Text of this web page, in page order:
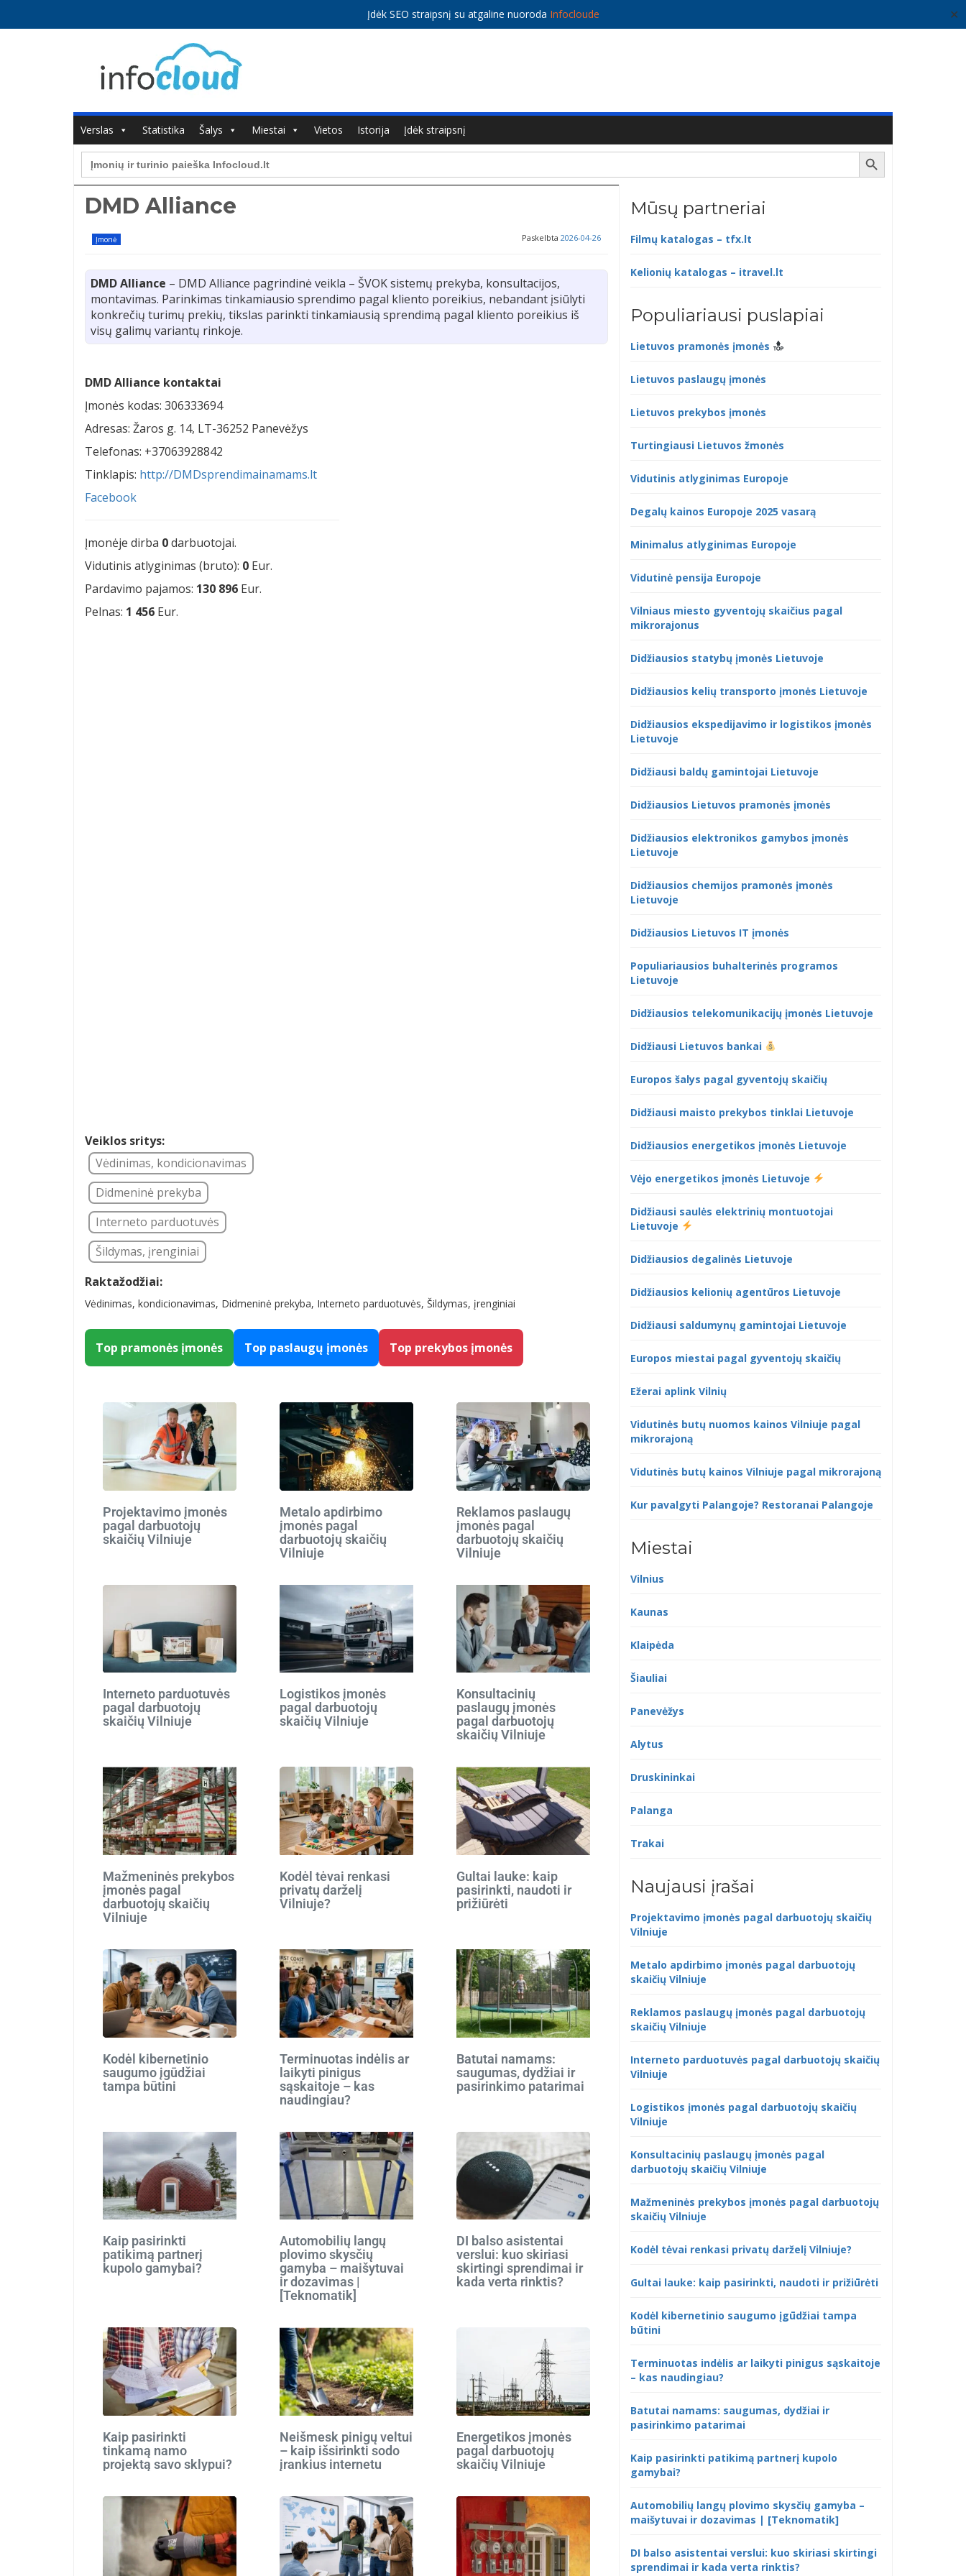
Įdėk SEO straipsnį su atgaline nuoroda Infocloude ✕
Verslas Statistika Šalys Miestai Vietos Istorija
Įdėk straipsnį
Search
for:
Search Button
DMD Alliance
Įmonė Paskelbta 2026-04-26
DMD Alliance – DMD Alliance pagrindinė veikla – ŠVOK sistemų prekyba, konsultacijos,
montavimas. Parinkimas tinkamiausio sprendimo pagal kliento poreikius, nebandant įsiūlyti
konkrečių turimų prekių, tikslas parinkti tinkamiausią sprendimą pagal kliento poreikius iš
visų galimų variantų rinkoje.
DMD Alliance kontaktai
Įmonės kodas: 306333694
Adresas: Žaros g. 14, LT-36252 Panevėžys
Telefonas: +37063928842
Tinklapis: http://DMDsprendimainamams.lt
Facebook
Įmonėje dirba 0darbuotojai.
Vidutinis atlyginimas (bruto): 0 Eur.
Pardavimo pajamos: 130 896 Eur.
Pelnas: 1 456 Eur.
Veiklos sritys:
Vėdinimas, kondicionavimas
Didmeninė prekyba
Interneto parduotuvės
Šildymas, įrenginiai
Raktažodžiai:
Vėdinimas, kondicionavimas, Didmeninė prekyba, Interneto parduotuvės, Šildymas, įrenginiai
Top pramonės įmonės Top paslaugų įmonės Top prekybos įmonės
Projektavimo įmonės
pagal darbuotojų
skaičių Vilniuje
Metalo apdirbimo
įmonės pagal
darbuotojų skaičių
Vilniuje
Reklamos paslaugų
įmonės pagal
darbuotojų skaičių
Vilniuje
Interneto parduotuvės
pagal darbuotojų
skaičių Vilniuje
Logistikos įmonės
pagal darbuotojų
skaičių Vilniuje
Konsultacinių
paslaugų įmonės
pagal darbuotojų
skaičių Vilniuje
Mažmeninės prekybos
įmonės pagal
darbuotojų skaičių
Vilniuje
Kodėl tėvai renkasi
privatų darželį
Vilniuje?
Gultai lauke: kaip
pasirinkti, naudoti ir
prižiūrėti
Kodėl kibernetinio
saugumo įgūdžiai
tampa būtini
Terminuotas indėlis ar
laikyti pinigus
sąskaitoje – kas
naudingiau?
Batutai namams:
saugumas, dydžiai ir
pasirinkimo patarimai
Kaip pasirinkti
patikimą partnerį
kupolo gamybai?
Automobilių langų
plovimo skysčių
gamyba – maišytuvai
ir dozavimas |
[Teknomatik]
DI balso asistentai
verslui: kuo skiriasi
skirtingi sprendimai ir
kada verta rinktis?
Kaip pasirinkti
tinkamą namo
projektą savo sklypui?
Neišmesk pinigų veltui
– kaip išsirinkti sodo
įrankius internetu
Energetikos įmonės
pagal darbuotojų
skaičių Vilniuje
Mūsų partneriai
Filmų katalogas – tfx.lt
Kelionių katalogas – itravel.lt
Populiariausi puslapiai
Lietuvos pramonės įmonės
Lietuvos paslaugų įmonės
Lietuvos prekybos įmonės
Turtingiausi Lietuvos žmonės
Vidutinis atlyginimas Europoje
Degalų kainos Europoje 2025 vasarą
Minimalus atlyginimas Europoje
Vidutinė pensija Europoje
Vilniaus miesto gyventojų skaičius pagal
mikrorajonus
Didžiausios statybų įmonės Lietuvoje
Didžiausios kelių transporto įmonės Lietuvoje
Didžiausios ekspedijavimo ir logistikos įmonės
Lietuvoje
Didžiausi baldų gamintojai Lietuvoje
Didžiausios Lietuvos pramonės įmonės
Didžiausios elektronikos gamybos įmonės
Lietuvoje
Didžiausios chemijos pramonės įmonės
Lietuvoje
Didžiausios Lietuvos IT įmonės
Populiariausios buhalterinės programos
Lietuvoje
Didžiausios telekomunikacijų įmonės Lietuvoje
Didžiausi Lietuvos bankai
Europos šalys pagal gyventojų skaičių
Didžiausi maisto prekybos tinklai Lietuvoje
Didžiausios energetikos įmonės Lietuvoje
Vėjo energetikos įmonės Lietuvoje
Didžiausi saulės elektrinių montuotojai
Lietuvoje
Didžiausios degalinės Lietuvoje
Didžiausios kelionių agentūros Lietuvoje
Didžiausi saldumynų gamintojai Lietuvoje
Europos miestai pagal gyventojų skaičių
Ežerai aplink Vilnių
Vidutinės butų nuomos kainos Vilniuje pagal
mikrorajoną
Vidutinės butų kainos Vilniuje pagal mikrorajoną
Kur pavalgyti Palangoje? Restoranai Palangoje
Miestai
Vilnius
Kaunas
Klaipėda
Šiauliai
Panevėžys
Alytus
Druskininkai
Palanga
Trakai
Naujausi įrašai
Projektavimo įmonės pagal darbuotojų skaičių
Vilniuje
Metalo apdirbimo įmonės pagal darbuotojų
skaičių Vilniuje
Reklamos paslaugų įmonės pagal darbuotojų
skaičių Vilniuje
Interneto parduotuvės pagal darbuotojų skaičių
Vilniuje
Logistikos įmonės pagal darbuotojų skaičių
Vilniuje
Konsultacinių paslaugų įmonės pagal
darbuotojų skaičių Vilniuje
Mažmeninės prekybos įmonės pagal darbuotojų
skaičių Vilniuje
Kodėl tėvai renkasi privatų darželį Vilniuje?
Gultai lauke: kaip pasirinkti, naudoti ir prižiūrėti
Kodėl kibernetinio saugumo įgūdžiai tampa
būtini
Terminuotas indėlis ar laikyti pinigus sąskaitoje
– kas naudingiau?
Batutai namams: saugumas, dydžiai ir
pasirinkimo patarimai
Kaip pasirinkti patikimą partnerį kupolo
gamybai?
Automobilių langų plovimo skysčių gamyba –
maišytuvai ir dozavimas | [Teknomatik]
DI balso asistentai verslui: kuo skiriasi skirtingi
sprendimai ir kada verta rinktis?